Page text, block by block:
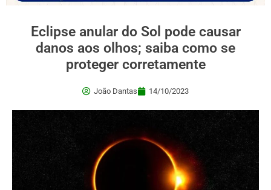
Eclipse anular do Sol pode causar
danos aos olhos; saiba como se
proteger corretamente
João Dantas 14/10/2023